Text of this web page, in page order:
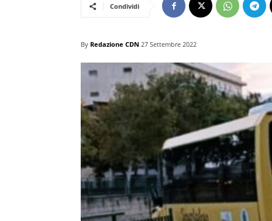
Condividi
By Redazione CDN 27 Settembre 2022